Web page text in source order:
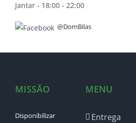
Jantar - 18:00 - 22:00
@DomBilas
MISSÃO
Disponibilizar
MENU
Entrega